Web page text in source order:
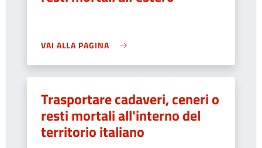
VAI ALLA PAGINA
Trasportare cadaveri, ceneri o
resti mortali all'interno del
territorio italiano